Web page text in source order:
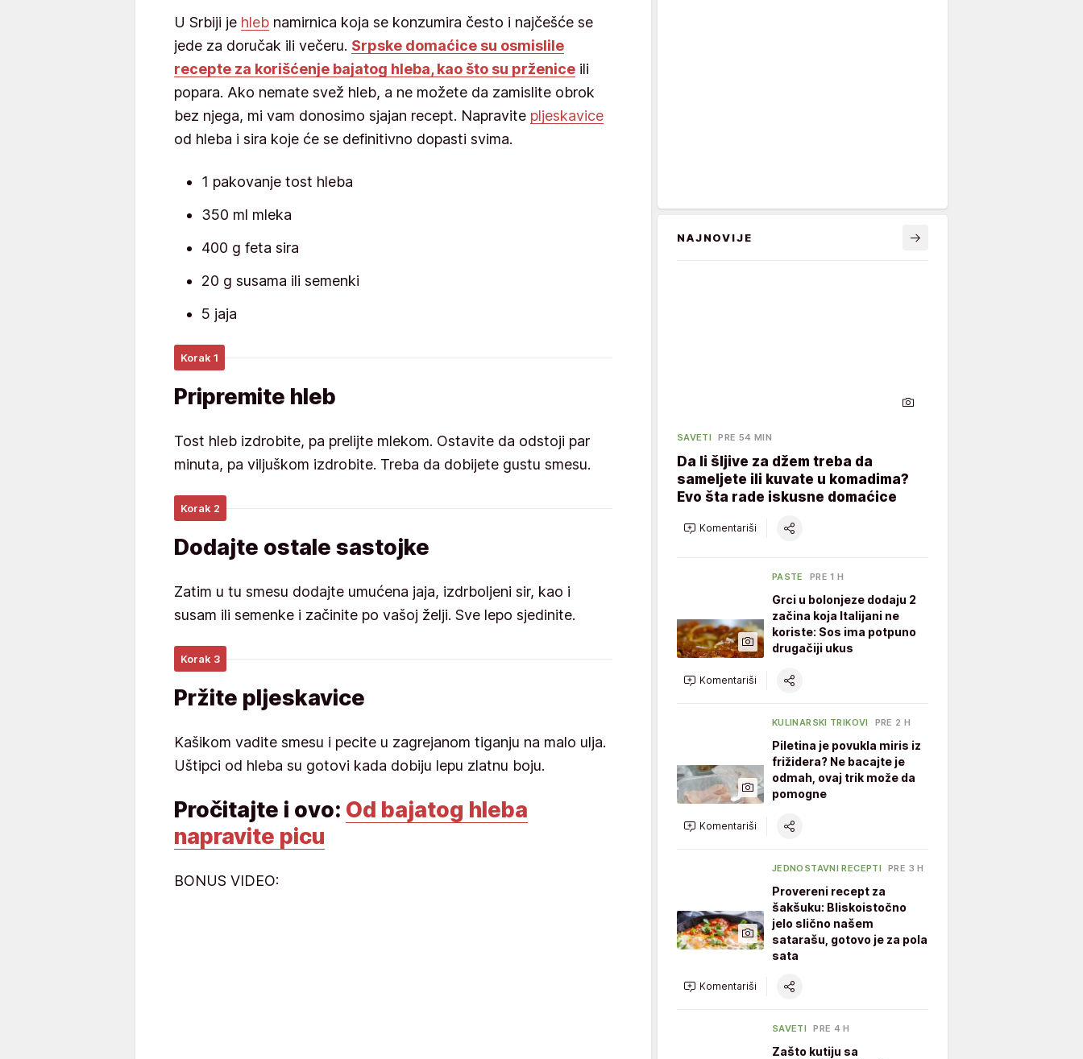
U Srbiji je hleb namirnica koja se konzumira često i najčešće se
jede za doručak ili večeru. Srpske domaćice su osmislile
recepte za korišćenje bajatog hleba, kao što su prženice ili
popara. Ako nemate svež hleb, a ne možete da zamislite obrok
bez njega, mi vam donosimo sjajan recept. Napravite pljeskavice
od hleba i sira koje će se definitivno dopasti svima.
1 pakovanje tost hleba
350 ml mleka
400 g feta sira
20 g susama ili semenki
5 jaja
Korak 1
Pripremite hleb
Tost hleb izdrobite, pa prelijte mlekom. Ostavite da odstoji par
minuta, pa viljuškom izdrobite. Treba da dobijete gustu smesu.
Korak 2
Dodajte ostale sastojke
Zatim u tu smesu dodajte umućena jaja, izdrboljeni sir, kao i
susam ili semenke i začinite po vašoj želji. Sve lepo sjedinite.
Korak 3
Pržite pljeskavice
Kašikom vadite smesu i pecite u zagrejanom tiganju na malo ulja.
Uštipci od hleba su gotovi kada dobiju lepu zlatnu boju.
Pročitajte i ovo: Od bajatog hleba
napravite picu
BONUS VIDEO:
NAJNOVIJE
SAVETI PRE 54 MIN
Da li šljive za džem treba da
sameljete ili kuvate u komadima?
Evo šta rade iskusne domaćice
Komentariši
PASTE PRE 1 H
Grci u bolonjeze dodaju 2
začina koja Italijani ne
koriste: Sos ima potpuno
drugačiji ukus
Komentariši
KULINARSKI TRIKOVI PRE 2 H
Piletina je povukla miris iz
frižidera? Ne bacajte je
odmah, ovaj trik može da
pomogne
Komentariši
JEDNOSTAVNI RECEPTI PRE 3 H
Provereni recept za
šakšuku: Bliskoistočno
jelo slično našem
satarašu, gotovo je za pola
sata
Komentariši
SAVETI PRE 4 H
Zašto kutiju sa